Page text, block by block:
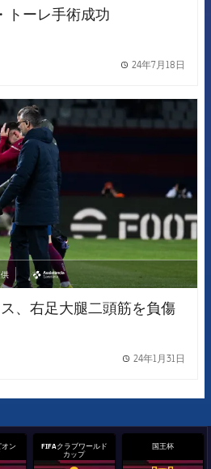
トーレ手術成功
24年7月18日
FCB Barcelona badge
asistencia
、右足大腿二頭筋を負傷
24年1月31日
オン
FIFAクラブワールド
カップ
国王杯